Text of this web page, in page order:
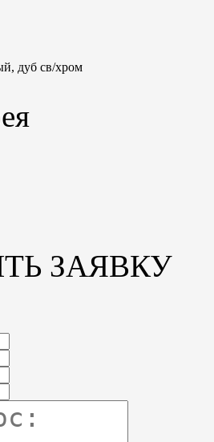
дуб св/хром
ЗАЯВКУ